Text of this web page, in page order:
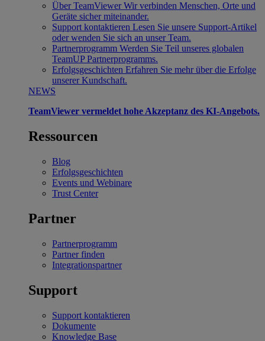
Über TeamViewer Wir verbinden Menschen, Orte und
Geräte sicher miteinander.
Support kontaktieren Lesen Sie unsere Support-Artikel
oder wenden Sie sich an unser Team.
Partnerprogramm Werden Sie Teil unseres globalen
TeamUP Partnerprogramms.
Erfolgsgeschichten Erfahren Sie mehr über die Erfolge
unserer Kundschaft.
NEWS
TeamViewer vermeldet hohe Akzeptanz des KI-Angebots.
Ressourcen
Blog
Erfolgsgeschichten
Events und Webinare
Trust Center
Partner
Partnerprogramm
Partner finden
Integrationspartner
Support
Support kontaktieren
Dokumente
Knowledge Base